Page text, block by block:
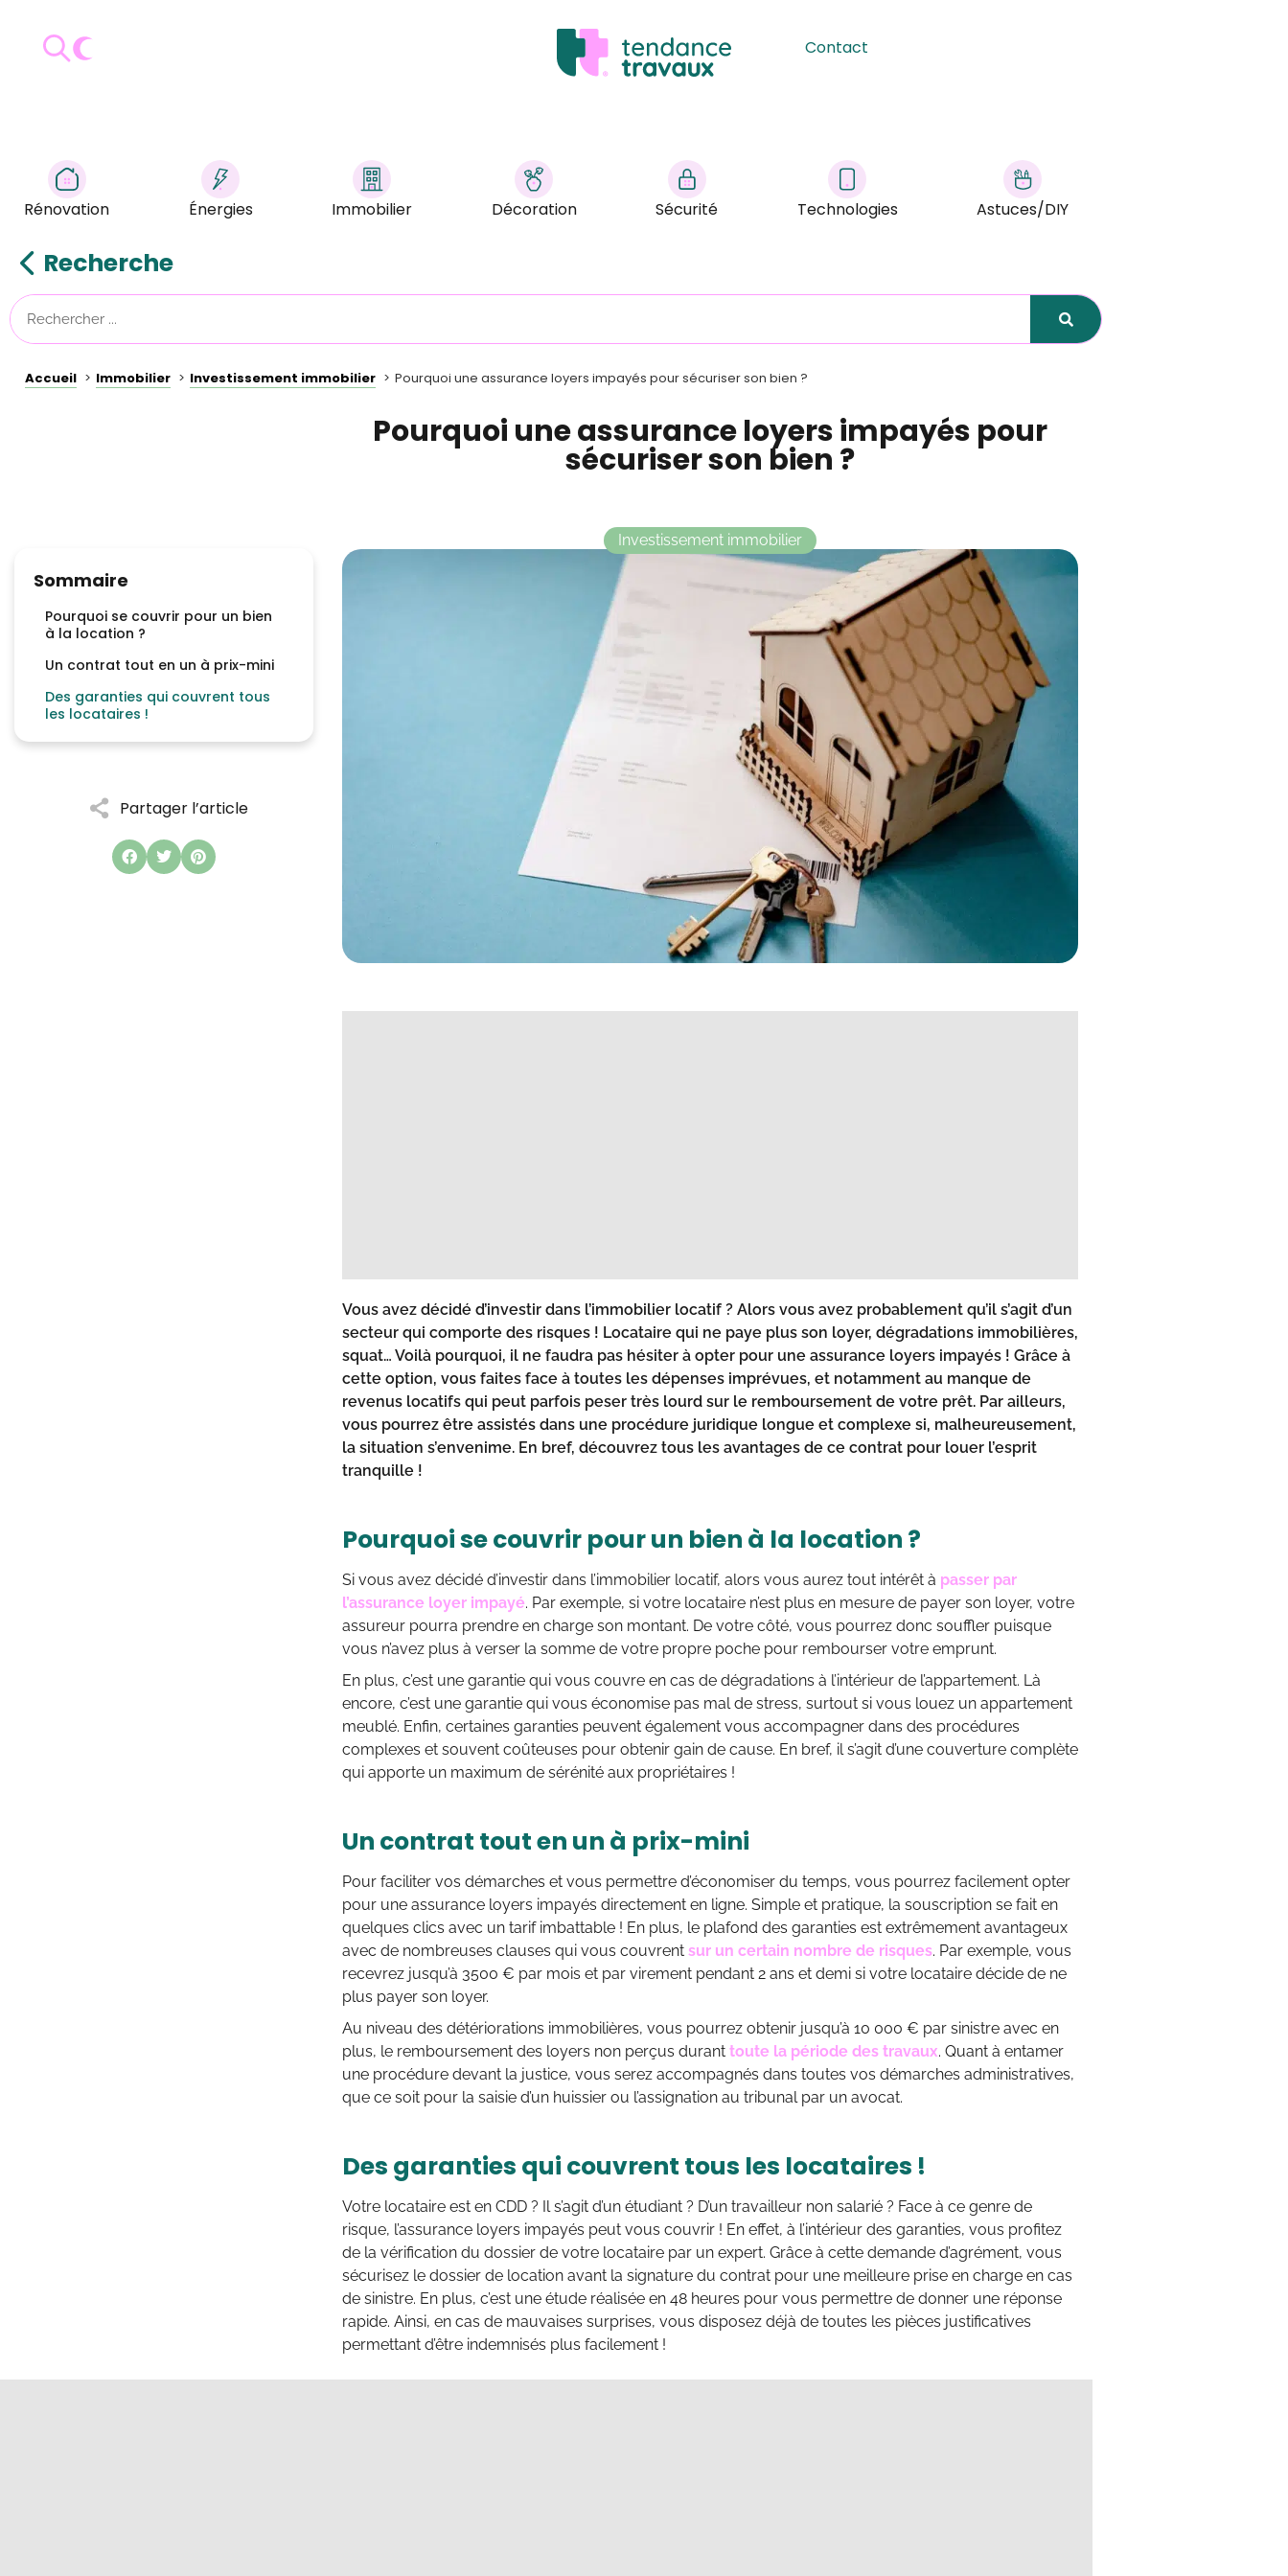
Contact
Rénovation Énergies Immobilier Décoration Sécurité Technologies Astuces/DIY
Recherche
Accueil Immobilier Investissement immobilier Pourquoi une assurance loyers impayés pour sécuriser son bien ?
Sommaire
Pourquoi se couvrir pour un bien
à la location ?
Un contrat tout en un à prix-mini
Des garanties qui couvrent tous
les locataires !
Partager l’article
Pourquoi une assurance loyers impayés pour
sécuriser son bien ?
Investissement immobilier
Vous avez décidé d’investir dans l’immobilier locatif ? Alors vous avez probablement qu’il s’agit d’un
secteur qui comporte des risques ! Locataire qui ne paye plus son loyer, dégradations immobilières,
squat… Voilà pourquoi, il ne faudra pas hésiter à opter pour une assurance loyers impayés ! Grâce à
cette option, vous faites face à toutes les dépenses imprévues, et notamment au manque de
revenus locatifs qui peut parfois peser très lourd sur le remboursement de votre prêt. Par ailleurs,
vous pourrez être assistés dans une procédure juridique longue et complexe si, malheureusement,
la situation s’envenime. En bref, découvrez tous les avantages de ce contrat pour louer l’esprit
tranquille !
Pourquoi se couvrir pour un bien à la location ?
Si vous avez décidé d’investir dans l’immobilier locatif, alors vous aurez tout intérêt à passer par
l’assurance loyer impayé. Par exemple, si votre locataire n’est plus en mesure de payer son loyer, votre
assureur pourra prendre en charge son montant. De votre côté, vous pourrez donc souffler puisque
vous n’avez plus à verser la somme de votre propre poche pour rembourser votre emprunt.
En plus, c’est une garantie qui vous couvre en cas de dégradations à l’intérieur de l’appartement. Là
encore, c’est une garantie qui vous économise pas mal de stress, surtout si vous louez un appartement
meublé. Enfin, certaines garanties peuvent également vous accompagner dans des procédures
complexes et souvent coûteuses pour obtenir gain de cause. En bref, il s’agit d’une couverture complète
qui apporte un maximum de sérénité aux propriétaires !
Un contrat tout en un à prix-mini
Pour faciliter vos démarches et vous permettre d’économiser du temps, vous pourrez facilement opter
pour une assurance loyers impayés directement en ligne. Simple et pratique, la souscription se fait en
quelques clics avec un tarif imbattable ! En plus, le plafond des garanties est extrêmement avantageux
avec de nombreuses clauses qui vous couvrent sur un certain nombre de risques. Par exemple, vous
recevrez jusqu’à 3500 € par mois et par virement pendant 2 ans et demi si votre locataire décide de ne
plus payer son loyer.
Au niveau des détériorations immobilières, vous pourrez obtenir jusqu’à 10 000 € par sinistre avec en
plus, le remboursement des loyers non perçus durant toute la période des travaux. Quant à entamer
une procédure devant la justice, vous serez accompagnés dans toutes vos démarches administratives,
que ce soit pour la saisie d’un huissier ou l’assignation au tribunal par un avocat.
Des garanties qui couvrent tous les locataires !
Votre locataire est en CDD ? Il s’agit d’un étudiant ? D’un travailleur non salarié ? Face à ce genre de
risque, l’assurance loyers impayés peut vous couvrir ! En effet, à l’intérieur des garanties, vous profitez
de la vérification du dossier de votre locataire par un expert. Grâce à cette demande d’agrément, vous
sécurisez le dossier de location avant la signature du contrat pour une meilleure prise en charge en cas
de sinistre. En plus, c’est une étude réalisée en 48 heures pour vous permettre de donner une réponse
rapide. Ainsi, en cas de mauvaises surprises, vous disposez déjà de toutes les pièces justificatives
permettant d’être indemnisés plus facilement !